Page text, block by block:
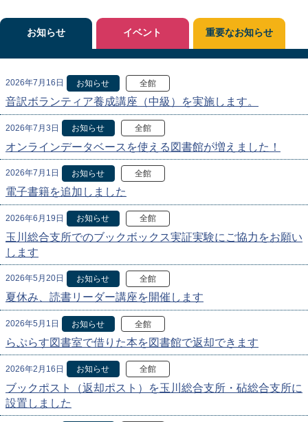
お知らせ
2026年7月16日 お知らせ 全館
音訳ボランティア養成講座（中級）を実施します。
2026年7月3日 お知らせ 全館
オンラインデータベースを使える図書館が増えました！
2026年7月1日 お知らせ 全館
電子書籍を追加しました
2026年6月19日 お知らせ 全館
玉川総合支所でのブックボックス実証実験にご協力をお願い
します
2026年5月20日 お知らせ 全館
夏休み、読書リーダー講座を開催します
2026年5月1日 お知らせ 全館
らぷらす図書室で借りた本を図書館で返却できます
2026年2月16日 お知らせ 全館
ブックポスト（返却ポスト）を玉川総合支所・砧総合支所に
設置しました
イベント 重要なお知らせ